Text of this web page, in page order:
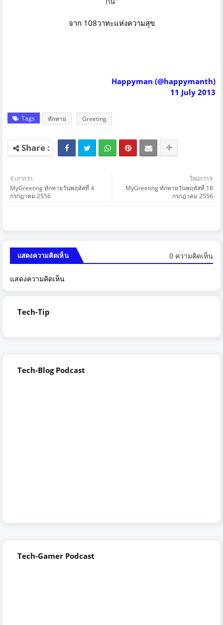
จาก 108วาทะแห่งความสุข
Happyman (@happymanth)
11 July 2013
Tags ทักทาย Greeting
ใหม่กว่า
MyGreeting ทักทายวันพฤหัสที่ 18
กรกฎาคม 2556
เก่ากว่า
MyGreeting ทักทายวันพฤหัสที่ 4
กรกฎาคม 2556
แสดงความคิดเห็น 0 ความคิดเห็น
แสดงความคิดเห็น
Tech-Tip
Tech-Blog Podcast
Tech-Gamer Podcast